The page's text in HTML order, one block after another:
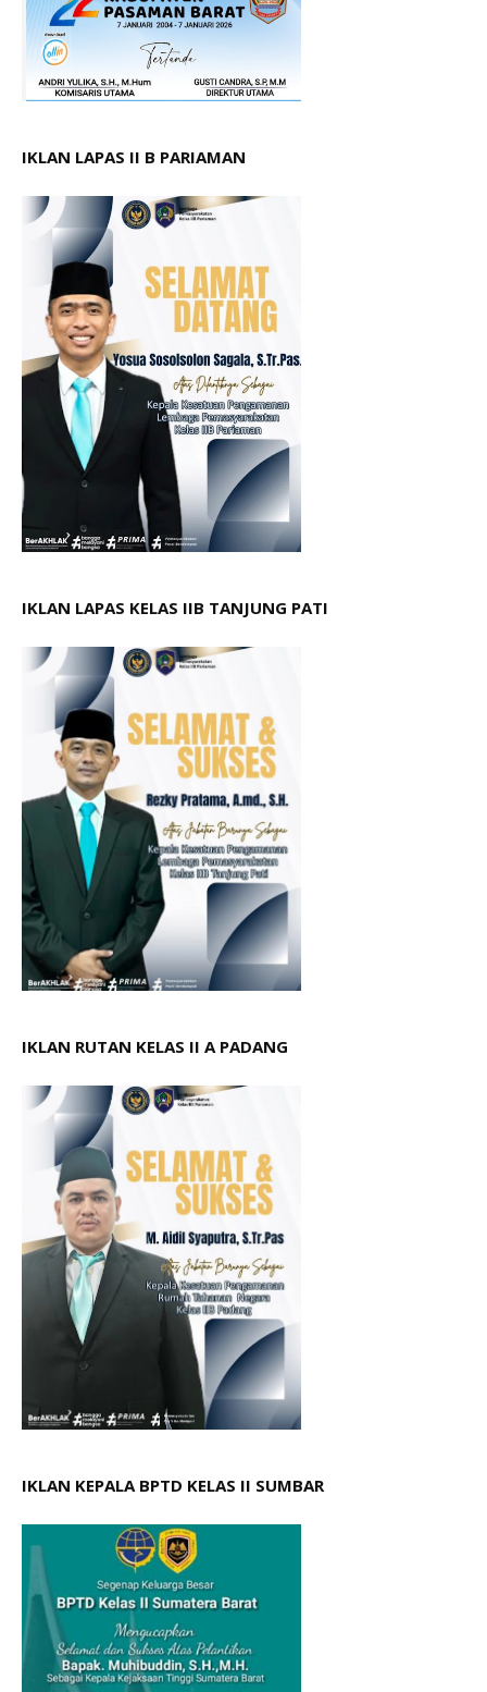
IKLAN LAPAS II B PARIAMAN
IKLAN LAPAS KELAS IIB TANJUNG PATI
IKLAN RUTAN KELAS II A PADANG
IKLAN KEPALA BPTD KELAS II SUMBAR